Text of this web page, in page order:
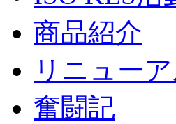
商品紹介
リニュー
奮闘記